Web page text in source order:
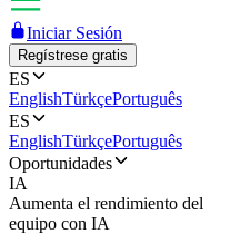
Iniciar Sesión
Regístrese gratis
ES
EnglishTürkçePortuguês
ES
EnglishTürkçePortuguês
Oportunidades
IA
Aumenta el rendimiento del
equipo con IA